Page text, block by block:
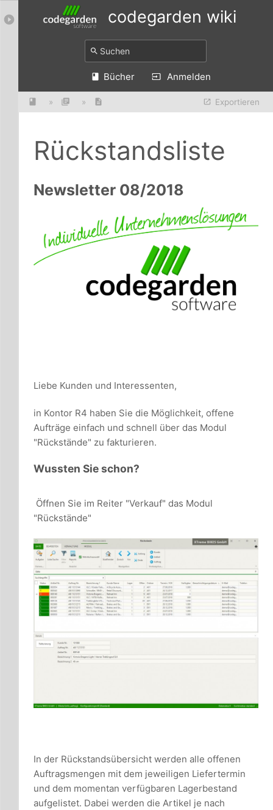
codegarden wiki
Bücher Anmelden
» » Exportieren
Rückstandsliste
Newsletter 08/2018
Liebe Kunden und Interessenten,
in Kontor R4 haben Sie die Möglichkeit, offene
Aufträge einfach und schnell über das Modul
"Rückstände" zu fakturieren.
Wussten Sie schon?
Öffnen Sie im Reiter "Verkauf" das Modul
"Rückstände"
In der Rückstandsübersicht werden alle offenen
Auftragsmengen mit dem jeweiligen Liefertermin
und dem momentan verfügbaren Lagerbestand
aufgelistet. Dabei werden die Artikel je nach